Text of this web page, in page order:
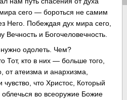
сего — бороться не самим
Побеждая дух мира сего,
и Богочеловечность.
одолеть. Чем?
кто в них — больше того,
атеизма и анархизма,
что Христос, Который
во всеоружие Божие